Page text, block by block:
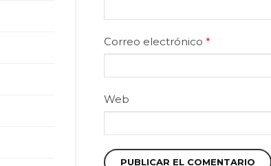
Correo electrónico *
Web